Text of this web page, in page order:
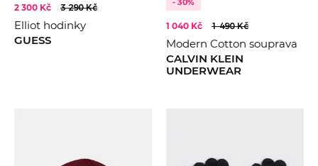
2 300 Kč 3 290 Kč
Elliot hodinky
GUESS
- 30%
1 040 Kč 1 490 Kč
Modern Cotton souprava
CALVIN KLEIN
UNDERWEAR